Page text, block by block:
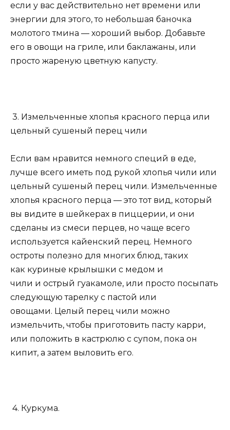
если у вас действительно нет времени или
энергии для этого, то небольшая баночка
молотого тмина — хороший выбор. Добавьте
его в овощи на гриле, или баклажаны, или
просто жареную цветную капусту.
3. Измельченные хлопья красного перца или
цельный сушеный перец чили
Если вам нравится немного специй в еде,
лучше всего иметь под рукой хлопья чили или
цельный сушеный перец чили. Измельченные
хлопья красного перца — это тот вид, который
вы видите в шейкерах в пиццерии, и они
сделаны из смеси перцев, но чаще всего
используется кайенский перец. Немного
остроты полезно для многих блюд, таких
как куриные крылышки с медом и
чили и острый гуакамоле, или просто посыпать
следующую тарелку с пастой или
овощами. Целый перец чили можно
измельчить, чтобы приготовить пасту карри,
или положить в кастрюлю с супом, пока он
кипит, а затем выловить его.
4. Куркума.